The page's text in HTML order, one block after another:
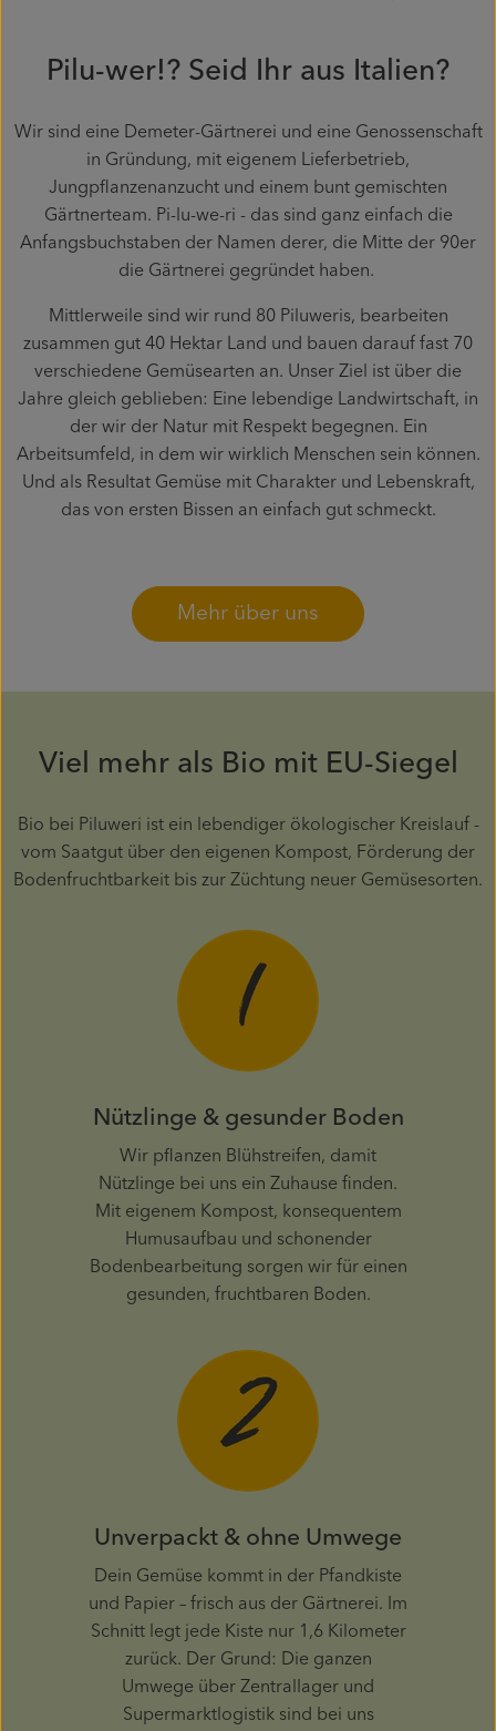
Pilu-wer!? Seid Ihr aus Italien?
Wir sind eine Demeter-Gärtnerei und eine Genossenschaft
in Gründung, mit eigenem Lieferbetrieb,
Jungpflanzenanzucht und einem bunt gemischten
Gärtnerteam. Pi-lu-we-ri - das sind ganz einfach die
Anfangsbuchstaben der Namen derer, die Mitte der 90er
die Gärtnerei gegründet haben.
Mittlerweile sind wir rund 80 Piluweris, bearbeiten
zusammen gut 40 Hektar Land und bauen darauf fast 70
verschiedene Gemüsearten an. Unser Ziel ist über die
Jahre gleich geblieben: Eine lebendige Landwirtschaft, in
der wir der Natur mit Respekt begegnen. Ein
Arbeitsumfeld, in dem wir wirklich Menschen sein können.
Und als Resultat Gemüse mit Charakter und Lebenskraft,
das von ersten Bissen an einfach gut schmeckt.
Mehr über uns
Viel mehr als Bio mit EU-Siegel
Bio bei Piluweri ist ein lebendiger ökologischer Kreislauf -
vom Saatgut über den eigenen Kompost, Förderung der
Bodenfruchtbarkeit bis zur Züchtung neuer Gemüsesorten.
Nützlinge & gesunder Boden
Wir pflanzen Blühstreifen, damit
Nützlinge bei uns ein Zuhause finden.
Mit eigenem Kompost, konsequentem
Humusaufbau und schonender
Bodenbearbeitung sorgen wir für einen
gesunden, fruchtbaren Boden.
Unverpackt & ohne Umwege
Dein Gemüse kommt in der Pfandkiste
und Papier – frisch aus der Gärtnerei. Im
Schnitt legt jede Kiste nur 1,6 Kilometer
zurück. Der Grund: Die ganzen
Umwege über Zentrallager und
Supermarktlogistik sind bei uns